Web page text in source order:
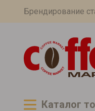
Брендирование
Каталог